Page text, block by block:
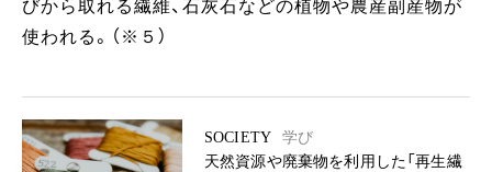
びから取れる繊維、石灰石などの植物や農産副産物が
使われる。（※５）
SOCIETY
学び
天然資源や廃棄物を利用した「再生繊